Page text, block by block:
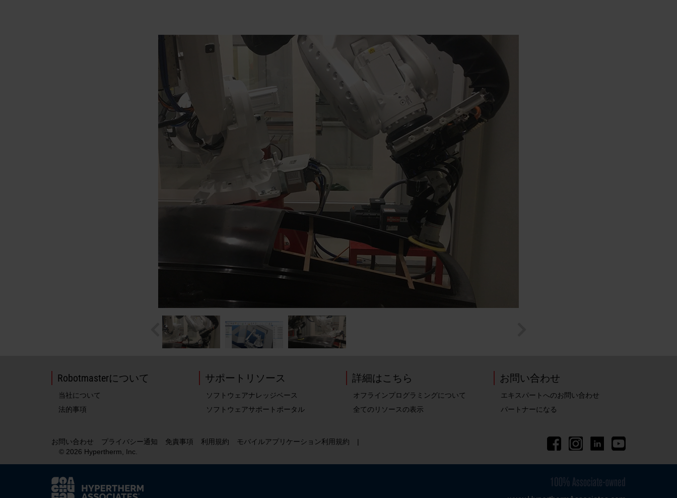
Robotmasterについて
当社について
法的事項
サポートリソース
ソフトウェアナレッジベース
ソフトウェアサポートポータル
詳細はこちら
オフラインプログラミングについて
全てのリソースの表示
お問い合わせ
エキスパートへのお問い合わせ
パートナーになる
お問い合わせ プライバシー通知 免責事項 利用規約 モバイルアプリケーション利用規約
|
© 2026 Hypertherm, Inc.